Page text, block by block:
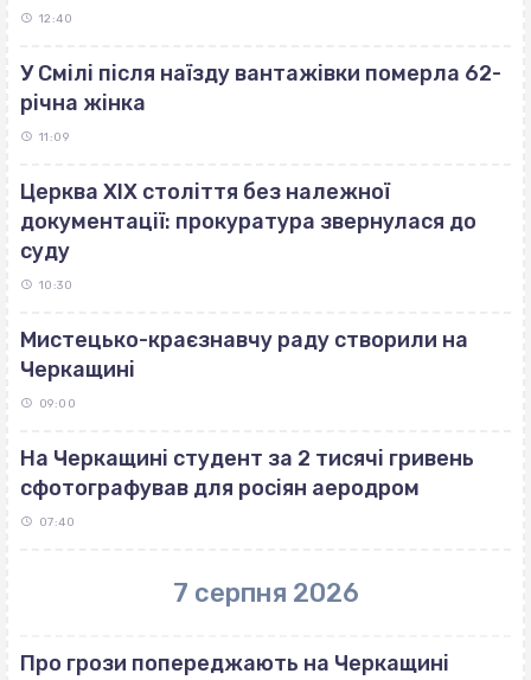
12:40
У Смілі після наїзду вантажівки померла 62-
річна жінка
11:09
Церква ХІХ століття без належної
документації: прокуратура звернулася до
суду
10:30
Мистецько-краєзнавчу раду створили на
Черкащині
09:00
На Черкащині студент за 2 тисячі гривень
сфотографував для росіян аеродром
07:40
7 серпня 2026
Про грози попереджають на Черкащині